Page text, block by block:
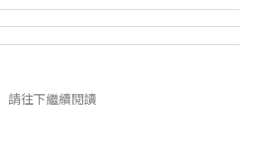
請往下繼續閱讀